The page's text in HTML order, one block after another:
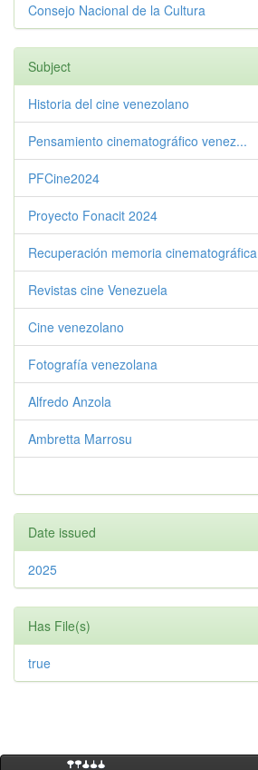
Consejo Nacional de la Cultura
Subject
Historia del cine venezolano
Pensamiento cinematográfico venez...
PFCine2024
Proyecto Fonacit 2024
Recuperación memoria cinematográfica
Revistas cine Venezuela
Cine venezolano
Fotografía venezolana
Alfredo Anzola
Ambretta Marrosu
Date issued
2025
Has File(s)
true